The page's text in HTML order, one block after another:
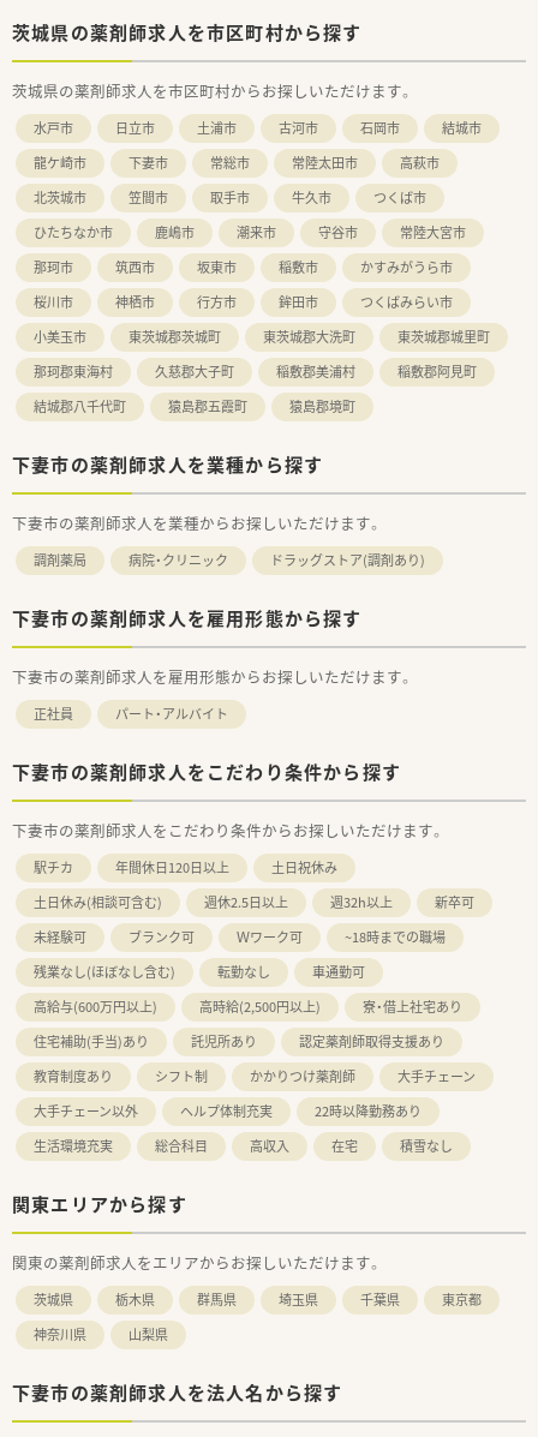
患者様の使用する注射薬を毎日個人ごとにセットします
ます
★医薬品の情報提供
副作用、新薬、その他医薬品にかかわるたくさんの問合せを対応
します
★薬品購入と管理
院内で使用する薬品の購入と供給、保管状況および保持などを
日々
チェックしています。また、血液製剤の使用記録も行います
■メインは整形外科、誤嚥性肺炎の患者が多く高齢者の方の対応
がほとんどです。
＜働きやすい職場です＞
■病院の近くに院内託児所も完備しておりますので、
子育て中の薬剤師様も安心して働ける環境が整っています。
■年に2日のバースデー休暇
■年末年始休暇も5日間お休みできます
■8:30から17:00までの勤務で残業も月で5時間程度とほぼ残業
<勤務形態>
■祝日はお休みの4週7休制。8:30~17:00 1日7.5H勤務、土曜月
2回8:30~12:30で残業ほぼなし！
■お盆期間は午前中のみ！
■残業は15分単位で計算。有給は法定通りです。
<託児所あり>
■1歳から利用可能！病院から5分くらいのところにある施設で
す
■病児保育の預かりも可能です
茨城県の薬剤師求人を市区町村から探す
茨城県の薬剤師求人を市区町村からお探しいただけます。
水戸市 日立市 土浦市 古河市 石岡市
結城市
龍ケ崎市
下妻市 常総市 常陸太田市
高萩市
北茨城市
笠間市 取手市 牛久市
つくば市
ひたちなか市
鹿嶋市 潮来市 守谷市
常陸大宮市
那珂市
筑西市 坂東市 稲敷市
かすみがうら市
桜川市
神栖市 行方市 鉾田市
つくばみらい市
小美玉市
東茨城郡茨城町 東茨城郡大洗町
東茨城郡城里町
那珂郡東海村
久慈郡大子町 稲敷郡美浦村
稲敷郡阿見町
結城郡八千代町
猿島郡五霞町 猿島郡境町
下妻市の薬剤師求人を業種から探す
下妻市の薬剤師求人を業種からお探しいただけます。
調剤薬局 病院・クリニック ドラッグストア(調剤あり)
下妻市の薬剤師求人を雇用形態から探す
下妻市の薬剤師求人を雇用形態からお探しいただけます。
正社員 パート・アルバイト
下妻市の薬剤師求人をこだわり条件から探す
下妻市の薬剤師求人をこだわり条件からお探しいただけます。
駅チカ 年間休日120日以上
土日祝休み
土日休み(相談可含む)
週休2.5日以上 週32h以上
新卒可
未経験可
ブランク可 Ｗワーク可
~18時までの職場
残業なし(ほぼなし含む)
転勤なし
車通勤可
高給与(600万円以上)
高時給(2,500円以上)
寮・借上社宅あり
住宅補助(手当)あり
託児所あり
認定薬剤師取得支援あり
教育制度あり
シフト制 かかりつけ薬剤師
大手チェーン
大手チェーン以外
ヘルプ体制充実
22時以降勤務あり
生活環境充実
総合科目 高収入 在宅 積雪なし
関東エリアから探す
関東の薬剤師求人をエリアからお探しいただけます。
茨城県 栃木県 群馬県 埼玉県 千葉県
東京都
神奈川県
山梨県
下妻市の薬剤師求人を法人名から探す